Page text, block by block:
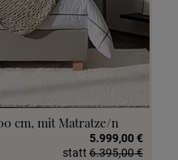
cm, mit Matratze/n
5.999,00 €
statt 6.395,00 €